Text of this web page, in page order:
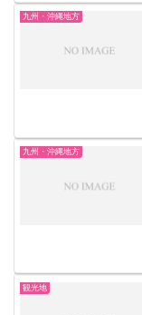
九州・沖縄地方
九州・沖縄地方
観光地